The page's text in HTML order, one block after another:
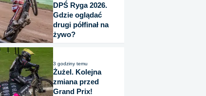
DPŚ Ryga 2026.
Gdzie oglądać
drugi półfinał na
żywo?
3 godziny temu
Żużel. Kolejna
zmiana przed
Grand Prix!